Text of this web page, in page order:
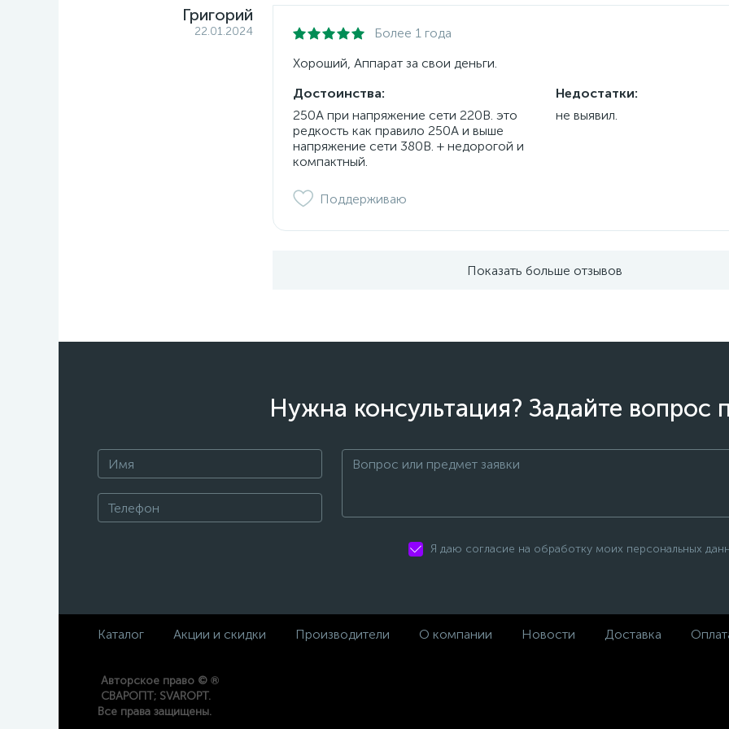
Григорий
22.01.2024
Более 1 года
Хороший, Аппарат за свои деньги.
Достоинства:
250А при напряжение сети 220В. это
редкость как правило 250А и выше
напряжение сети 380В. + недорогой и
компактный.
Недостатки:
не выявил.
Поддерживаю
Показать больше отзывов
Нужна консультация? Задайте вопрос
Я даю согласие на обработку моих персональных
Каталог Акции и скидки Производители О компании Новости Доставка
Авторское право © ®
СВАРОПТ; SVAROPT.
Все права защищены.